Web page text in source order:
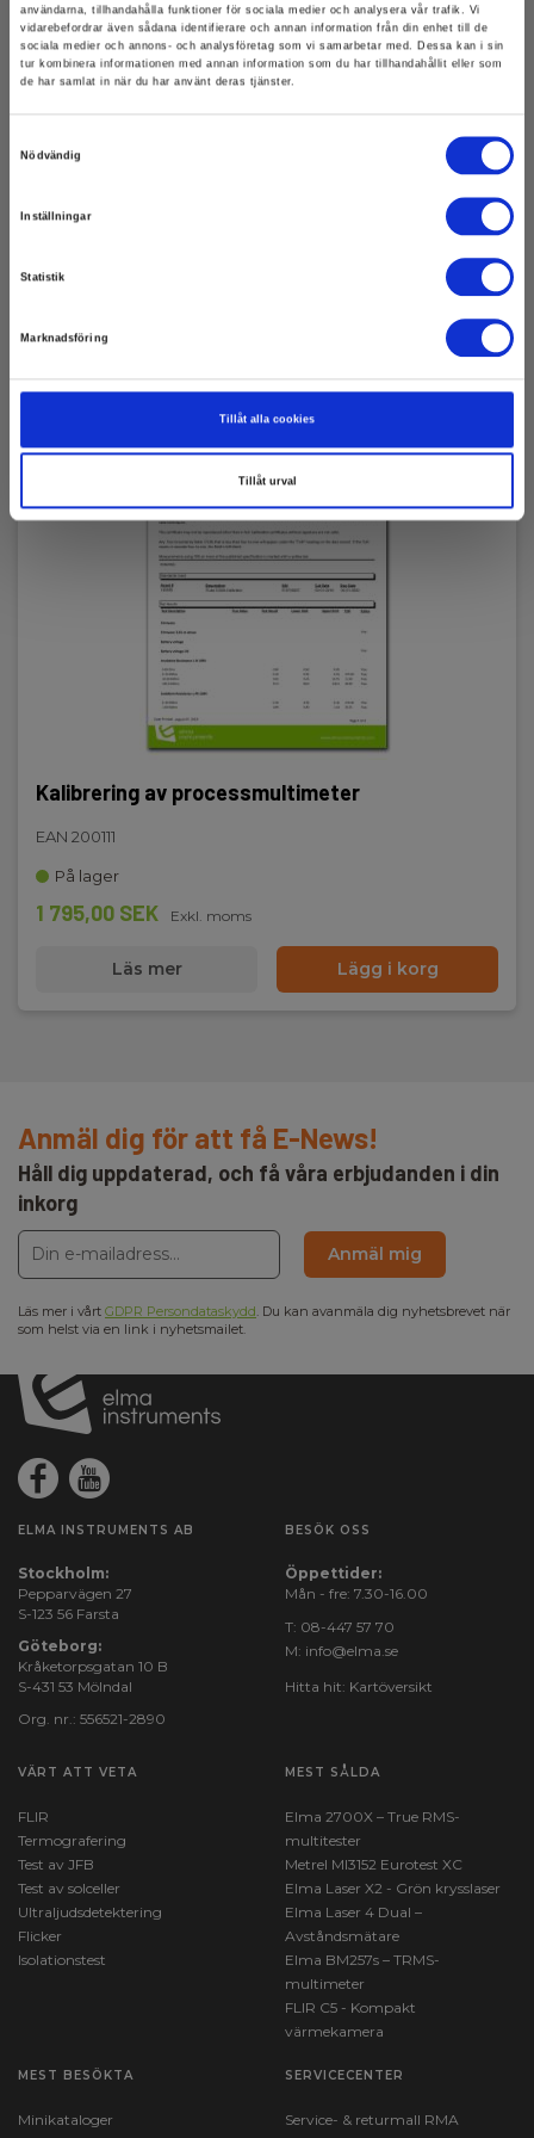
användarna, tillhandahålla funktioner för sociala medier och analysera vår trafik. Vi
vidarebefordrar även sådana identifierare och annan information från din enhet till de
sociala medier och annons- och analysföretag som vi samarbetar med. Dessa kan i sin
tur kombinera informationen med annan information som du har tillhandahållit eller som
de har samlat in när du har använt deras tjänster.
Nödvändig
Inställningar
Statistik
Marknadsföring
Tillåt alla cookies
Tillåt urval
Loop Power (HART):
Nej
Ström simulering minimum mA:
22
Spänning simulering minimum V:
10
Batteri:
Dimensioner HxBxD (mm):
Manualer
Elma_Manual_Elma_Elma_MS4202__DK-
NO_SE_EN.pdf
Kalibrering av processmultimeter
EAN 200111
På lager
1 795,00 SEK Exkl. moms
Läs mer Lägg i korg
Anmäl dig för att få E-News!
Håll dig uppdaterad, och få våra erbjudanden i din
inkorg
Anmäl mig
Läs mer i vårt GDPR Persondataskydd. Du kan avanmäla dig nyhetsbrevet när
som helst via en link i nyhetsmailet.
ELMA INSTRUMENTS AB
Stockholm:
Pepparvägen 27
S-123 56 Farsta
Göteborg:
Kråketorpsgatan 10 B
S-431 53 Mölndal
Org. nr.: 556521-2890
BESÖK OSS
Öppettider:
Mån - fre: 7.30-16.00
T: 08-447 57 70
M: info@elma.se
Hitta hit: Kartöversikt
VÄRT ATT VETA
FLIR
Termografering
Test av JFB
Test av solceller
Ultraljudsdetektering
Flicker
Isolationstest
MEST SÅLDA
Elma 2700X – True RMS-
multitester
Metrel MI3152 Eurotest XC
Elma Laser X2 - Grön krysslaser
Elma Laser 4 Dual –
Avståndsmätare
Elma BM257s – TRMS-
multimeter
FLIR C5 - Kompakt
värmekamera
MEST BESÖKTA
Minikataloger
SERVICECENTER
Service- & returmall RMA